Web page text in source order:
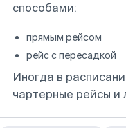
способами:
прямым рейсом
рейс с пересадкой
Иногда в
чартерные рейсы и